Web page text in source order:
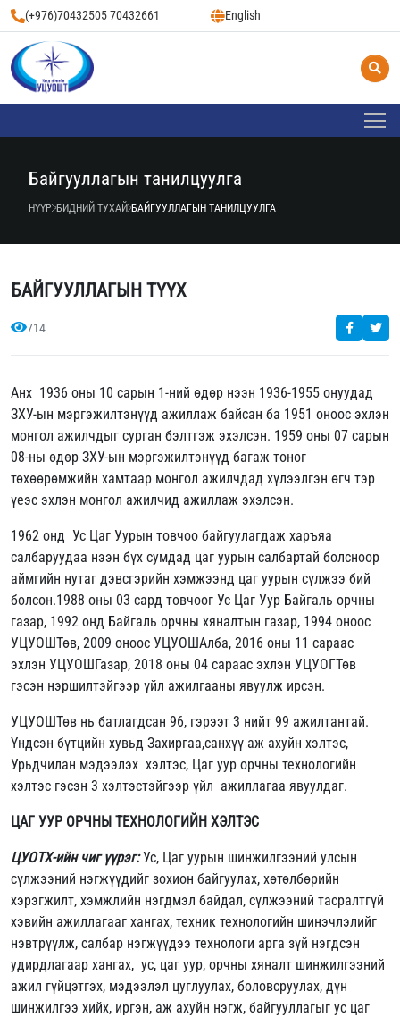
(+976)70432505 70432661 English
Байгууллагын танилцуулга
НҮҮР БИДНИЙ ТУХАЙ БАЙГУУЛЛАГЫН ТАНИЛЦУУЛГА
БАЙГУУЛЛАГЫН ТҮҮХ
714
Анх 1936 оны 10 сарын 1-ний өдөр нээн 1936-1955 онуудад
ЗХУ-ын мэргэжилтэнүүд ажиллаж байсан ба 1951 оноос эхлэн
монгол ажилчдыг сурган бэлтгэж эхэлсэн. 1959 оны 07 сарын
08-ны өдөр ЗХУ-ын мэргэжилтэнүүд багаж тоног
төхөөрөмжийн хамтаар монгол ажилчдад хүлээлгэн өгч тэр
үеэс эхлэн монгол ажилчид ажиллаж эхэлсэн.
1962 онд Ус Цаг Уурын товчоо байгуулагдаж харъяа
салбаруудаа нээн бүх сумдад цаг уурын салбартай болсноор
аймгийн нутаг дэвсгэрийн хэмжээнд цаг уурын сүлжээ бий
болсон.1988 оны 03 сард товчоог Ус Цаг Уур Байгаль орчны
газар, 1992 онд Байгаль орчны хяналтын газар, 1994 оноос
УЦУОШТөв, 2009 оноос УЦУОШАлба, 2016 оны 11 сараас
эхлэн УЦУОШГазар, 2018 оны 04 сараас эхлэн УЦУОГТөв
гэсэн нэршилтэйгээр үйл ажилгааны явуулж ирсэн.
УЦУОШТөв нь батлагдсан 96, гэрээт 3 нийт 99 ажилтантай.
Үндсэн бүтцийн хувьд Захиргаа,санхүү аж ахуйн хэлтэс,
Урьдчилан мэдээлэх хэлтэс, Цаг уур орчны технологийн
хэлтэс гэсэн 3 хэлтэстэйгээр үйл ажиллагаа явуулдаг.
ЦАГ УУР ОРЧНЫ ТЕХНОЛОГИЙН ХЭЛТЭС
ЦУОТХ-ийн чиг үүрэг:Ус, Цаг уурын шинжилгээний улсын
сүлжээний нэгжүүдийг зохион байгуулах, хөтөлбөрийн
хэрэгжилт, хэмжлийн нэгдмэл байдал, сүлжээний тасралтгүй
хэвийн ажиллагааг хангах, техник технологийн шинэчлэлийг
нэвтрүүлж, салбар нэгжүүдээ технологи арга зүй нэгдсэн
удирдлагаар хангах, ус, цаг уур, орчны хяналт шинжилгээний
ажил гүйцэтгэх, мэдээлэл цуглуулах, боловсруулах, дүн
шинжилгээ хийх, иргэн, аж ахуйн нэгж, байгууллагыг ус цаг